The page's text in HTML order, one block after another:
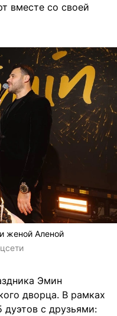
вместе со своей
женой Аленой
Эмин
дворца. В рамках
дуэтов с друзьями: